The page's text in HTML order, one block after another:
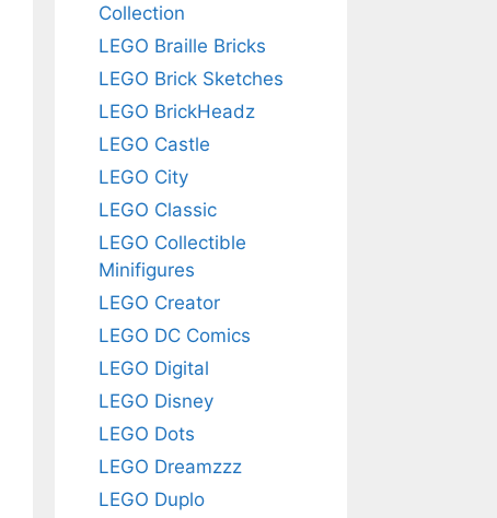
Collection
LEGO Braille Bricks
LEGO Brick Sketches
LEGO BrickHeadz
LEGO Castle
LEGO City
LEGO Classic
LEGO Collectible
Minifigures
LEGO Creator
LEGO DC Comics
LEGO Digital
LEGO Disney
LEGO Dots
LEGO Dreamzzz
LEGO Duplo